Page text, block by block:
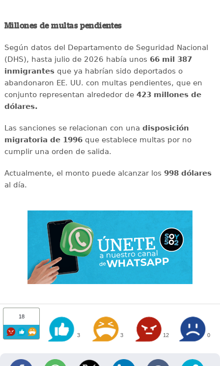
Millones de multas pendientes
Según datos del Departamento de Seguridad Nacional
(DHS), hasta julio de 2026 había unos 66 mil 387
inmigrantesque ya habrían sido deportados o
abandonaron EE. UU. con multas pendientes, que en
conjunto representan alrededor de 423 millones de
dólares.
Las sanciones se relacionan con una disposición
migratoria de 1996que establece multas por no
cumplir una orden de salida.
Actualmente, el monto puede alcanzar los 998 dólares
al día.
18
3 3 12 0